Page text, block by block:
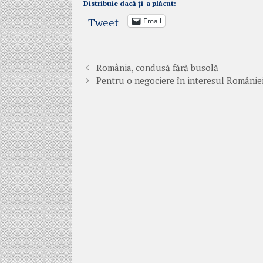
Distribuie dacă ți-a plăcut:
Tweet Email
România, condusă fără busolă
Pentru o negociere în interesul